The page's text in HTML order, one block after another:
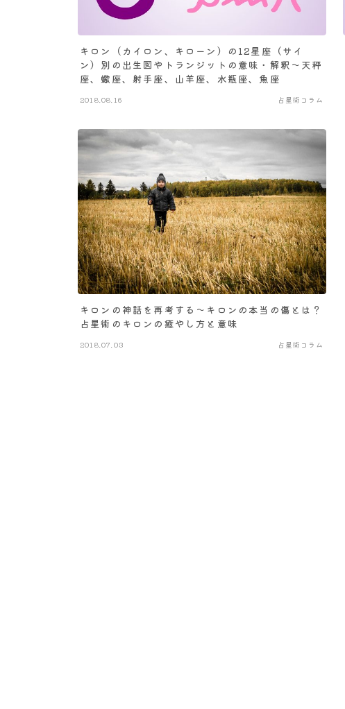
キロン（カイロン、キローン）の12星座（サイ
ン）別の出生図やトランジットの意味・解釈～天秤
座、蠍座、射手座、山羊座、水瓶座、魚座
2018.08.16 占星術コラム
キロンの神話を再考する～キロンの本当の傷とは？
占星術のキロンの癒やし方と意味
2018.07.03 占星術コラム